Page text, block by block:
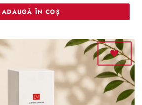
ADAUGĂ ÎN COȘ
Adaugă
la lista